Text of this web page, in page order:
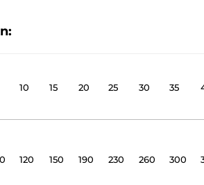
10 15 20 25 30 35
120 150 190 230 260 300